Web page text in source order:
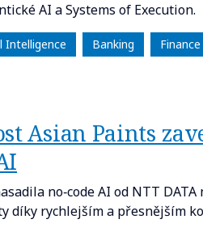
AI a Systems of Execution.
Intelligence Banking Finance
Asian Paints
no‑code AI od NTT
díky rychlejším a přesnějším